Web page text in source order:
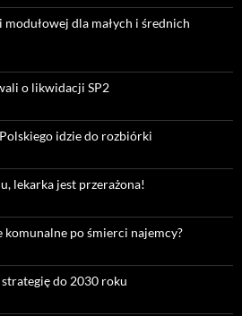
dla małych i średnich
o likwidacji SP2
idzie do rozbiórki
lekarka jest przerażona!
komunalne po śmierci najemcy?
do 2030 roku